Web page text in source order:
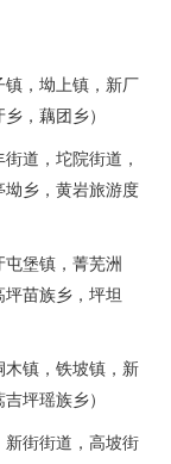
镇，坳上镇，新厂
，藕团乡）
道，坨院街道，
坳乡，黄岩旅游度
堡镇，菁芜洲
苗族乡，坪坦
木镇，铁坡镇，新
坪瑶族乡）
新街街道，高坡街